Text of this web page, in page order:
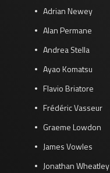
Kwalificatie
Adrian Newey
Alan Permane
Andrea Stella
Ayao Komatsu
Flavio Briatore
Frédéric Vasseur
Graeme Lowdon
James Vowles
Jonathan Wheatley